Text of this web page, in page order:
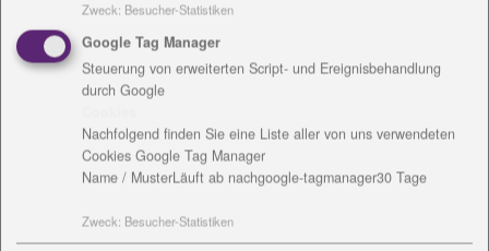
Klinikum. An der hauseigenen Pflegeschule hat sie
ihre Ausbildung absolviert und arbeitet seit ihrem
Examen 2012 mit viel Engagement in der Klinik. Auch
außerhalb des Krankenhauses zeichnet sie sich als
„Pflegeprofi“ aus: Ihre schwerstmehrfachbehinderte
Tochter Tilda benötigt rund um die Uhr
Unterstützung.
Zweck: Besucher-Statistiken
Google Tag Manager
Steuerung von erweiterten Script- und Ereignisbehandlung
durch Google
Nachfolgend finden Sie eine Liste aller von uns verwendeten
Cookies Google Tag Manager
Name / MusterLäuft ab nachgoogle-tagmanager30 Tage
Zweck: Besucher-Statistiken